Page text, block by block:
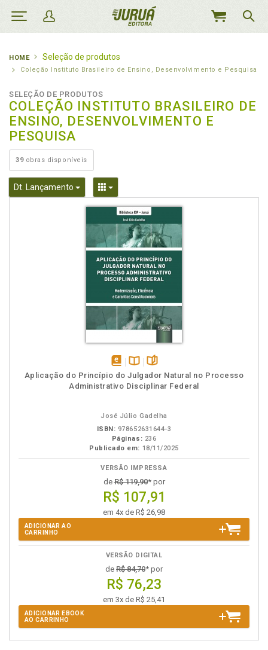
MEU
HOME Seleção de produtos
Coleção Instituto Brasileiro de Ensino, Desenvolvimento e Pesquisa
SELEÇÃO DE PRODUTOS
COLEÇÃO INSTITUTO BRASILEIRO DE
ENSINO, DESENVOLVIMENTO E
PESQUISA
39obras disponíveis
Dt. Lançamento Toggle DropdownToggle Dropdown
disponível
em
Disponível
na
páginas
Aplicação do Princípio do Julgador Natural no Processo
Administrativo Disciplinar Federal
José Júlio Gadelha
ISBN: 978652631644-3
Páginas: 236
Publicado em: 18/11/2025
VERSÃO IMPRESSA
deR$ 119,90* por
R$ 107,91
em 4x de R$ 26,98
ADICIONAR AO
CARRINHO
VERSÃO DIGITAL
de R$ 84,70* por
R$ 76,23
em 3x de R$ 25,41
ADICIONAR EBOOK
AO CARRINHO